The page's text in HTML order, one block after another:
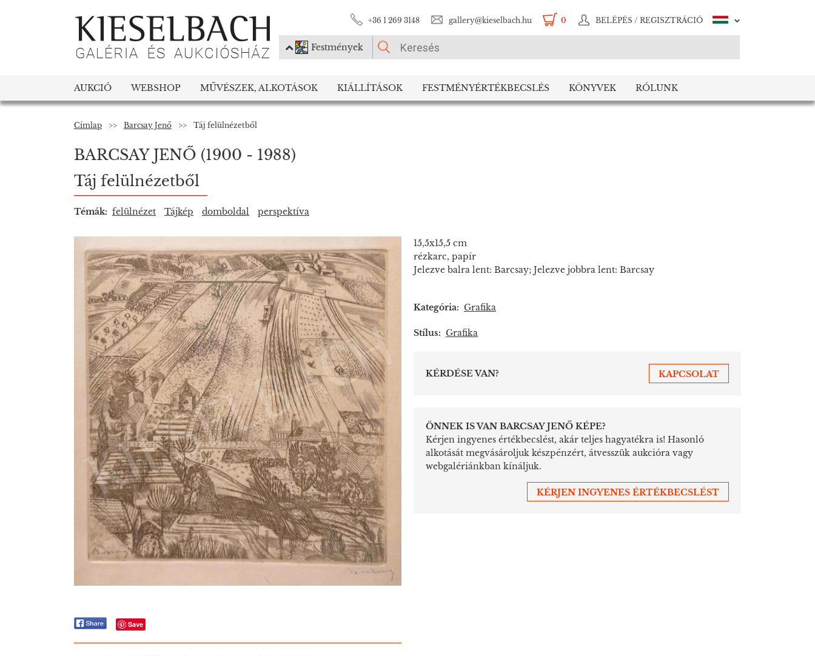
+36 1 269 3148 gallery@kieselbach.hu 0 BELÉPÉS / REGISZTRÁCIÓ
Festmények
Festmények
AUKCIÓ WEBSHOP MŰVÉSZEK, ALKOTÁSOK KIÁLLÍTÁSOK FESTMÉNYÉRTÉKBECSLÉS KÖNYVEK RÓLUNK
Címlap >> Barcsay Jenő >> Táj felülnézetből
BARCSAY JENŐ (1900 - 1988)
Táj felülnézetből
Témák: felülnézet Tájkép domboldal perspektíva
Save
15,5x15,5 cm
rézkarc, papír
Jelezve balra lent: Barcsay; Jelezve jobbra lent: Barcsay
Kategória: Grafika
Stílus: Grafika
KÉRDÉSE VAN? KAPCSOLAT
ÖNNEK IS VAN BARCSAY JENŐ KÉPE?
Kérjen ingyenes értékbecslést, akár teljes hagyatékra is! Hasonló
alkotását megvásároljuk készpénzért, átvesszük aukcióra vagy
webgalériánkban kínáljuk.
KÉRJEN INGYENES ÉRTÉKBECSLÉST